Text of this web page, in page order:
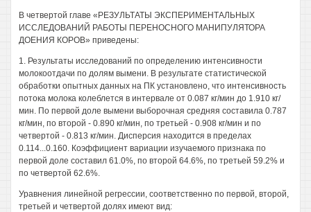
В четвертой главе «РЕЗУЛЬТАТЫ ЭКСПЕРИМЕНТАЛЬНЫХ
ИССЛЕДОВАНИЙ РАБОТЫ ПЕРЕНОСНОГО МАНИПУЛЯТОРА
ДОЕНИЯ КОРОВ» приведены:
1. Результаты исследований по определению интенсивности
молокоотдачи по долям вымени. В результате статистической
обработки опытных данных на ПК установлено, что интенсивность
потока молока колеблется в интервале от 0.087 кг/мин до 1.910 кг/
мин. По первой доле вымени выборочная средняя составила 0.787
кг/мин, по второй - 0.890 кг/мин, по третьей - 0.908 кг/мин и по
четвертой - 0.813 кг/мин. Дисперсия находится в пределах
0.114...0.160. Коэффициент вариации изучаемого признака по
первой доле составил 61.0%, по второй 64.6%, по третьей 59.2% и
по четвертой 62.6%.
Уравнения линейной регрессии, соответственно по первой, второй,
третьей и четвертой долях имеют вид: